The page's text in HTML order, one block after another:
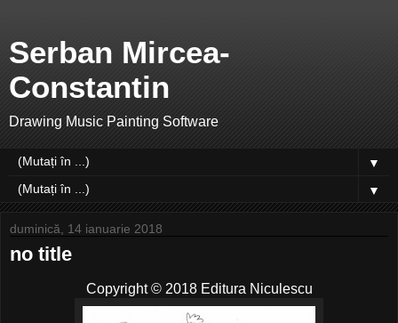
Serban Mircea-
Constantin
Drawing Music Painting Software
▼
▼
duminică, 14 ianuarie 2018
no title
Copyright © 2018 Editura Niculescu